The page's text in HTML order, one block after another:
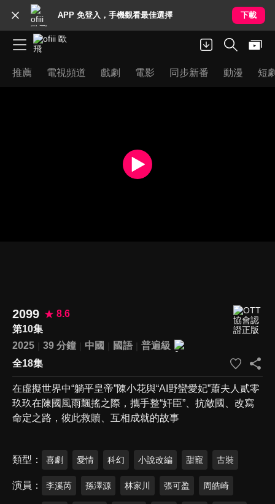
APP 免登入，手機觀看最佳選擇 下載
推薦 電視頻道 戲劇 電影 同步新番 動漫 短
2099
8.6
第10集
2025
39 分鐘 中國 國語
普遍級
全18集
在虛擬世界中“躺平皇帝”陳小花與“AI野蠻愛妃”蕭夫人貳零
玖玖在陳國風雨飄搖之際，攜手整“奸臣”、抗敵國、改寫
命定之路，彼此救贖、互相成就的故事
類型 喜劇 愛情 科幻 小說改編 甜寵 古裝
演員 李溪芮 孫澤源 林家川 張可盈 周皓崎